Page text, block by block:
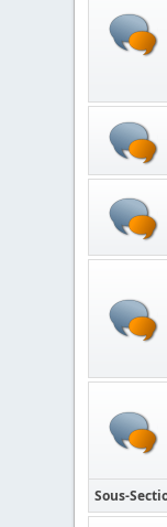
Sous-